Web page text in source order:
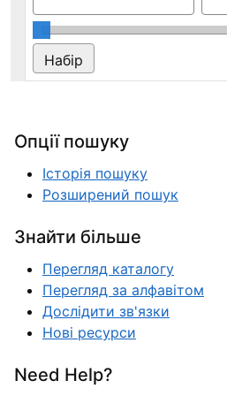
Опції пошуку
Історія пошуку
Розширений пошук
Знайти більше
Перегляд каталогу
Перегляд за алфавітом
Дослідити зв'язки
Нові ресурси
Need Help?